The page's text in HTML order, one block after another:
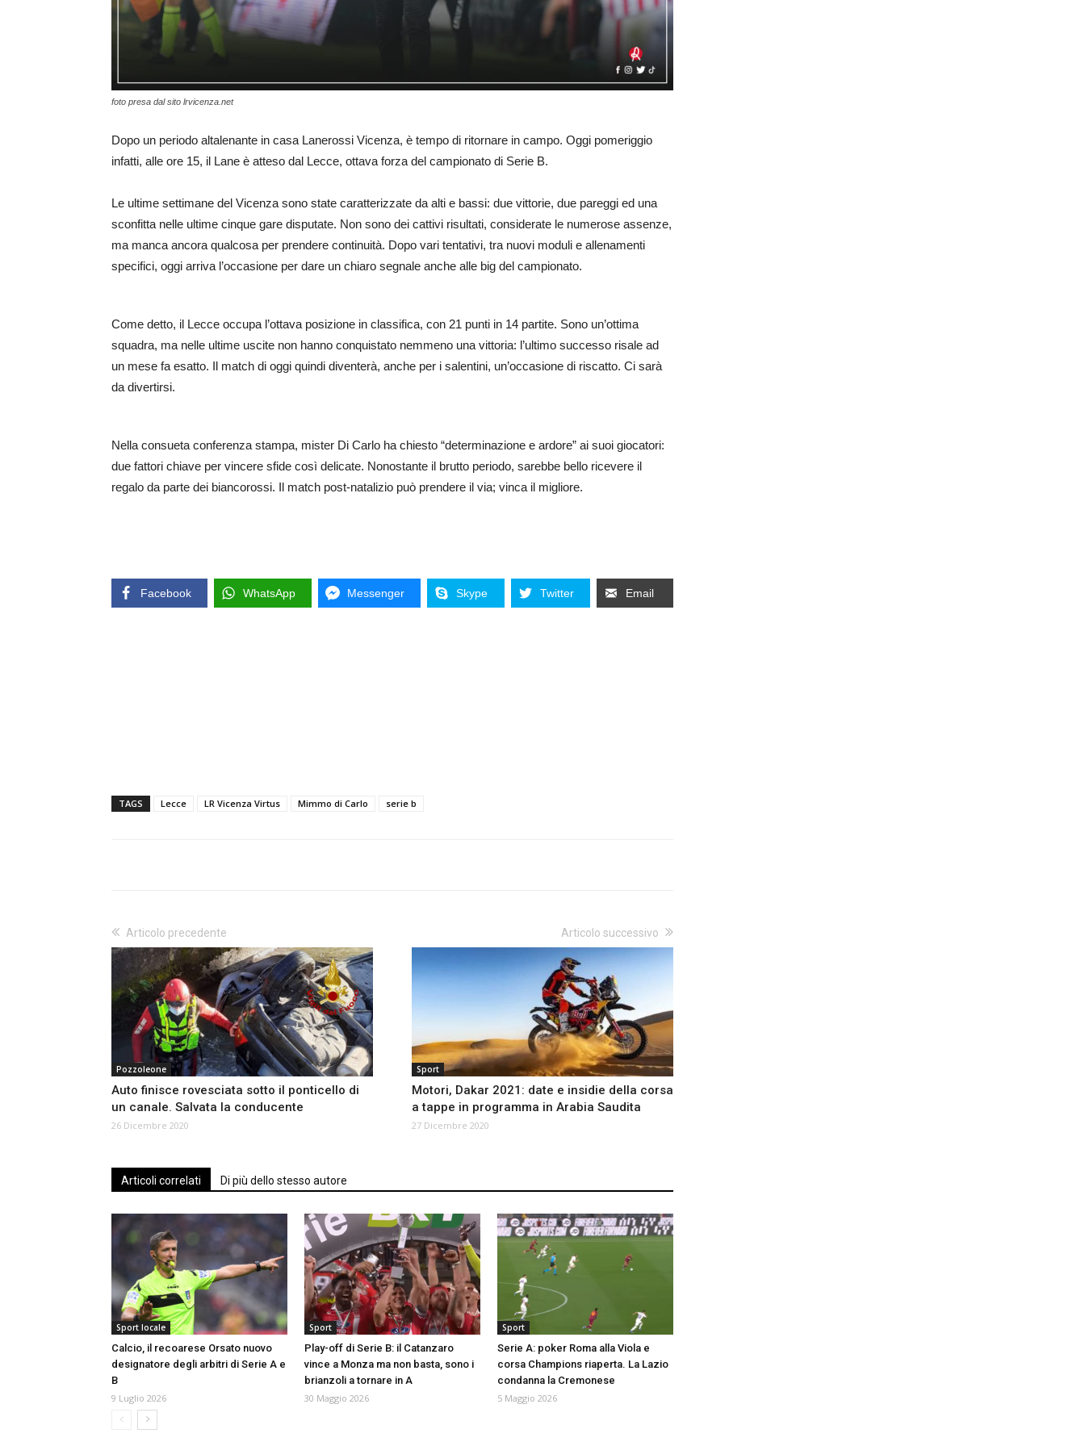
foto presa dal sito lrvicenza.net
Dopo un periodo altalenante in casa Lanerossi Vicenza, è tempo di ritornare in campo. Oggi pomeriggio
infatti, alle ore 15, il Lane è atteso dal Lecce, ottava forza del campionato di Serie B.
Le ultime settimane del Vicenza sono state caratterizzate da alti e bassi: due vittorie, due pareggi ed una
sconfitta nelle ultime cinque gare disputate. Non sono dei cattivi risultati, considerate le numerose assenze,
ma manca ancora qualcosa per prendere continuità. Dopo vari tentativi, tra nuovi moduli e allenamenti
specifici, oggi arriva l’occasione per dare un chiaro segnale anche alle big del campionato.
Come detto, il Lecce occupa l’ottava posizione in classifica, con 21 punti in 14 partite. Sono un’ottima
squadra, ma nelle ultime uscite non hanno conquistato nemmeno una vittoria: l’ultimo successo risale ad
un mese fa esatto. Il match di oggi quindi diventerà, anche per i salentini, un’occasione di riscatto. Ci sarà
da divertirsi.
Nella consueta conferenza stampa, mister Di Carlo ha chiesto “determinazione e ardore” ai suoi giocatori:
due fattori chiave per vincere sfide così delicate. Nonostante il brutto periodo, sarebbe bello ricevere il
regalo da parte dei biancorossi. Il match post-natalizio può prendere il via; vinca il migliore.
Facebook WhatsApp Messenger Skype Twitter Email
TAGS Lecce LR Vicenza Virtus Mimmo di Carlo serie b
Articolo precedente
Pozzoleone
Auto finisce rovesciata sotto il ponticello di
un canale. Salvata la conducente
26 Dicembre 2020
Articolo successivo
Sport
Motori, Dakar 2021: date e insidie della corsa
a tappe in programma in Arabia Saudita
27 Dicembre 2020
Articoli correlati Di più dello stesso autore
Sport locale
Calcio, il recoarese Orsato nuovo
designatore degli arbitri di Serie A e
B
9 Luglio 2026
Sport
Play-off di Serie B: il Catanzaro
vince a Monza ma non basta, sono i
brianzoli a tornare in A
30 Maggio 2026
Sport
Serie A: poker Roma alla Viola e
corsa Champions riaperta. La Lazio
condanna la Cremonese
5 Maggio 2026